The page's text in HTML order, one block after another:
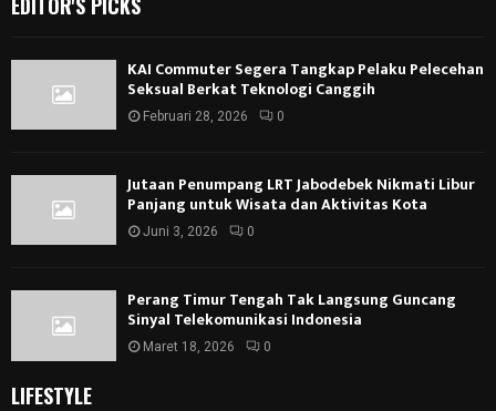
KAI Commuter Segera Tangkap Pelaku Pelecehan
Seksual Berkat Teknologi Canggih
Februari 28, 2026 0
Jutaan Penumpang LRT Jabodebek Nikmati Libur
Panjang untuk Wisata dan Aktivitas Kota
Juni 3, 2026 0
Perang Timur Tengah Tak Langsung Guncang
Sinyal Telekomunikasi Indonesia
Maret 18, 2026 0
LIFESTYLE